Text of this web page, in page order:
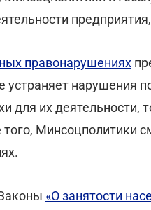
правонарушениях
устраняет нарушения
для их деятельности,
Минсоцполитики
«О занятости